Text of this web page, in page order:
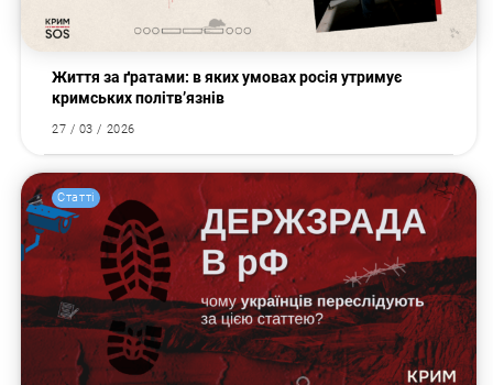
Пошук за запитом:
Життя за ґратами: в яких умовах росія утримує
кримських політв’язнів
27 / 03 / 2026
Статті